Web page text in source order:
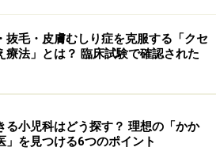
抜毛・皮膚むしり症を克服する「クセ
療法」とは？ 臨床試験で確認された
る小児科はどう探す？ 理想の「かか
」を見つける6つのポイント